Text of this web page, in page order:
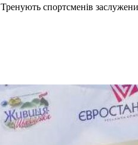
Тренують спортсменів